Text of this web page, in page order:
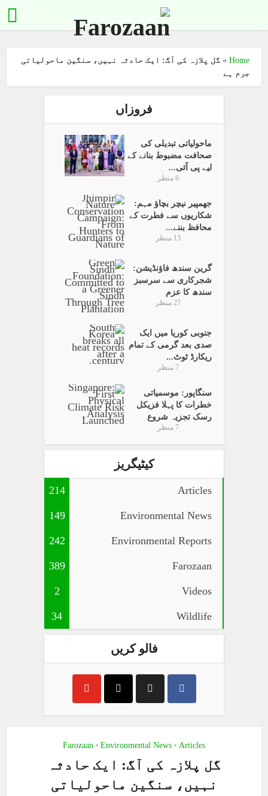
Home
»گل پلازہ کی آگ: ایک حادثہ نہیں، سنگین ماحولیاتی
جرم ہے
فروزاں
ماحولیاتی تبدیلی کی
صحافت مضبوط بنانے کے
لیے پی آئی...
6 منظر
جھمپیر نیچر بچاؤ مہم:
شکاریوں سے فطرت کے
محافظ بننے...
13 منظر
گرین سندھ فاؤنڈیشن:
شجرکاری سے سرسبز
سندھ کا عزم
27 منظر
جنوبی کوریا میں ایک
صدی بعد گرمی کے تمام
ریکارڈ ٹوٹ...
7 منظر
سنگاپور: موسمیاتی
خطرات کا پہلا فزیکل
رسک تجزیہ شروع
7 منظر
کیٹیگریز
Articles
214
Environmental News
149
Environmental Reports
242
Farozaan
389
Videos
2
Wildlife
34
فالو کریں
Articles
•
Environmental News
•
Farozaan
گل پلازہ کی آگ: ایک حادثہ
نہیں، سنگین ماحولیاتی